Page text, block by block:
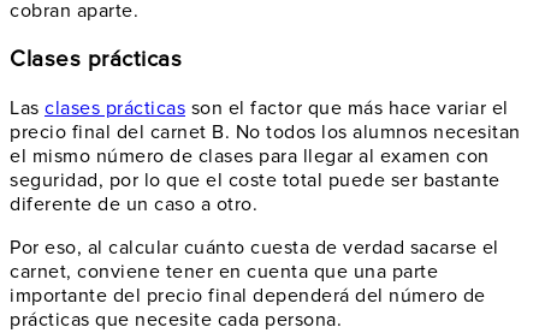
cobran aparte.
Clases prácticas
Las clases prácticas son el factor que más hace variar el
precio final del carnet B. No todos los alumnos necesitan
el mismo número de clases para llegar al examen con
seguridad, por lo que el coste total puede ser bastante
diferente de un caso a otro.
Por eso, al calcular cuánto cuesta de verdad sacarse el
carnet, conviene tener en cuenta que una parte
importante del precio final dependerá del número de
prácticas que necesite cada persona.